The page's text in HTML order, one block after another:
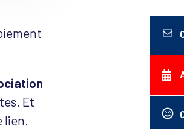
Et
lien.